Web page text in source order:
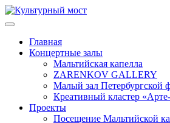
Главная
Концертные залы
Мальтийская капелла
ZARENKOV GALLERY
Малый зал Петербургской
Креативный кластер
Проекты
Посещение Мальтийской